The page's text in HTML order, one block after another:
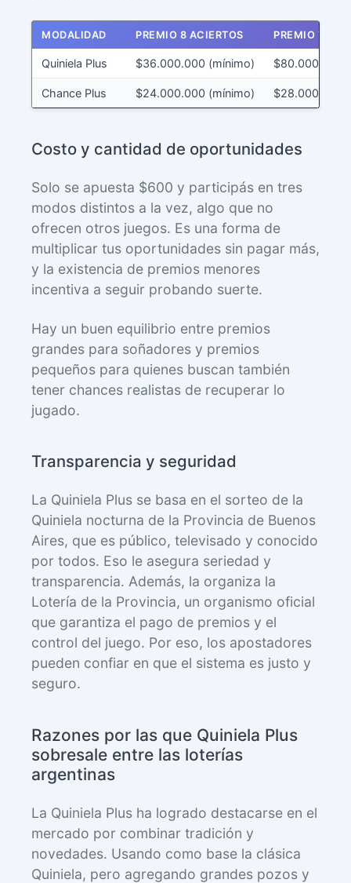
MODALIDAD PREMIO 8 ACIERTOS PREMIO 7
Quiniela Plus $36.000.000 (mínimo) $80.000
Chance Plus $24.000.000 (mínimo) $28.000
Costo y cantidad de oportunidades
Solo se apuesta $600 y participás en tres
modos distintos a la vez, algo que no
ofrecen otros juegos. Es una forma de
multiplicar tus oportunidades sin pagar más,
y la existencia de premios menores
incentiva a seguir probando suerte.
Hay un buen equilibrio entre premios
grandes para soñadores y premios
pequeños para quienes buscan también
tener chances realistas de recuperar lo
jugado.
Transparencia y seguridad
La Quiniela Plus se basa en el sorteo de la
Quiniela nocturna de la Provincia de Buenos
Aires, que es público, televisado y conocido
por todos. Eso le asegura seriedad y
transparencia. Además, la organiza la
Lotería de la Provincia, un organismo oficial
que garantiza el pago de premios y el
control del juego. Por eso, los apostadores
pueden confiar en que el sistema es justo y
seguro.
Razones por las que Quiniela Plus
sobresale entre las loterías
argentinas
La Quiniela Plus ha logrado destacarse en el
mercado por combinar tradición y
novedades. Usando como base la clásica
Quiniela, pero agregando grandes pozos y